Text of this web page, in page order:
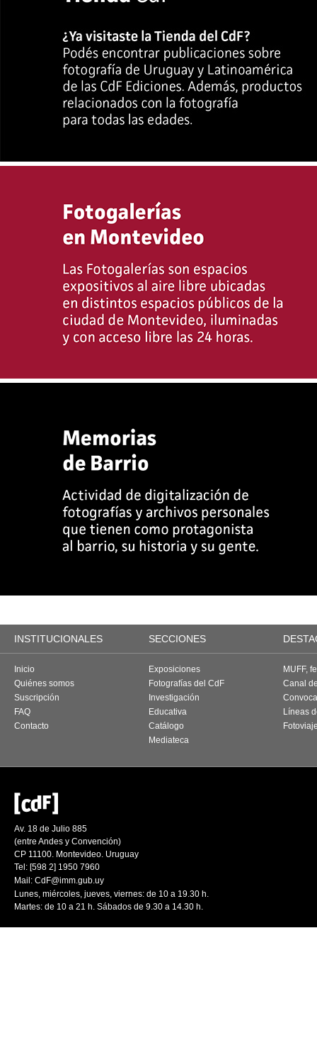
INSTITUCIONALES SECCIONES
Inicio
Quiénes somos
Suscripción
FAQ
Contacto
Exposiciones
Fotografías del CdF
Investigación
Educativa
Catálogo
Mediateca
MUFF,
Canal
Líneas
Av. 18 de Julio 885
(entre Andes y Convención)
CP 11100. Montevideo. Uruguay
Tel: [598 2] 1950 7960
Mail: CdF@imm.gub.uy
Lunes, miércoles, jueves, viernes: de 10 a 19.30 h.
Martes: de 10 a 21 h. Sábados de 9.30 a 14.30 h.